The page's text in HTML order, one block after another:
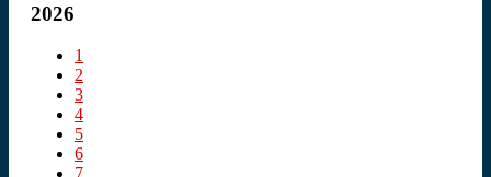
2026
1
2
3
4
5
6